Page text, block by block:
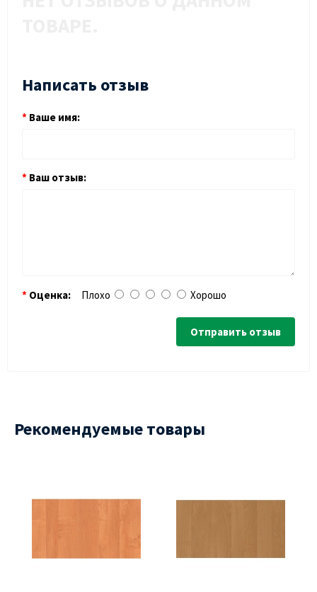
Написать отзыв
Ваше имя:
Ваш отзыв:
Оценка: Плохо Хорошо
Отправить отзыв
Рекомендуемые товары